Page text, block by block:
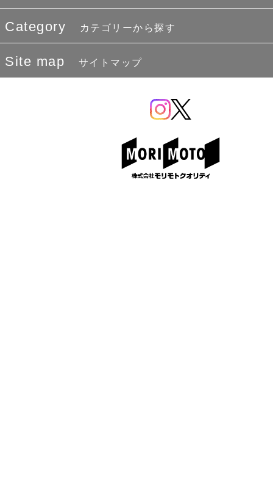
Category カテゴリーから探す
Site map サイトマップ